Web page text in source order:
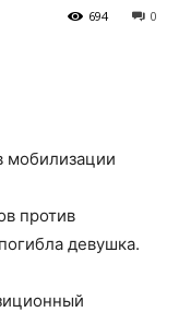
0
694
мобилизации
против
девушка.